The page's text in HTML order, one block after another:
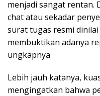
menjadi sangat rentan.
chat atau sekadar
surat tugas resmi
membuktikan adanya
ungkapnya
Lebih jauh katanya,
mengingatkan bahwa